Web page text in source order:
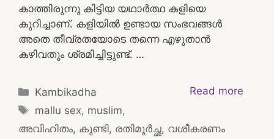
കാത്തിരുന്നു കിട്ടിയ യഥാർത്ഥ കളിയെ
കുറിച്ചാണ്. കളിയിൽ ഉണ്ടായ സംഭവങ്ങൾ
അതെ തീവ്രതയോടെ തന്നെ എഴുതാൻ
കഴിവതും ശ്രമിച്ചിട്ടുണ്ട്. …
Read more
Categories
Kambikadha
Tags
mallu sex, muslim,
അവിഹിതം, കുണ്ടി, രതിമൂര്‍ച്ഛ, വശീകരണം